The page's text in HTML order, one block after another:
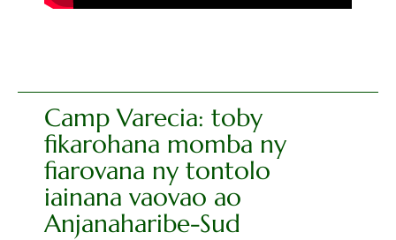
Camp Varecia: toby
fikarohana momba ny
fiarovana ny tontolo
iainana vaovao ao
Anjanaharibe-Sud